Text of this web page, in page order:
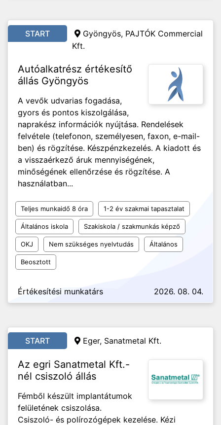
START
Gyöngyös, PAJTÓK Commercial
Kft.
Autóalkatrész értékesítő
állás Gyöngyös
A vevők udvarias fogadása,
gyors és pontos kiszolgálása,
naprakész információk nyújtása. Rendelések
felvétele (telefonon, személyesen, faxon, e-mail-
ben) és rögzítése. Készpénzkezelés. A kiadott és
a visszaérkező áruk mennyiségének,
minőségének ellenőrzése és rögzítése. A
használatban...
Teljes munkaidő 8 óra 1-2 év szakmai tapasztalat
Általános iskola Szakiskola / szakmunkás képző
OKJ Nem szükséges nyelvtudás Általános
Beosztott
Értékesítési munkatárs 2026. 08. 04.
START Eger, Sanatmetal Kft.
Az egri Sanatmetal Kft.-
nél csiszoló állás
Fémből készült implantátumok
felületének csiszolása.
Csiszoló- és polírozógépek kezelése. Kézi